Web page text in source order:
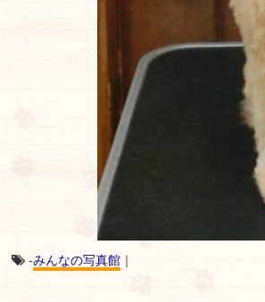
-みんなの写真館 ｜